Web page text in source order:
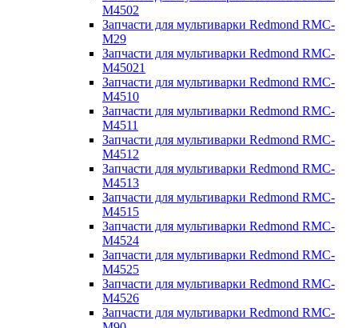
M4502
Запчасти для мультиварки Redmond RMC-
M29
Запчасти для мультиварки Redmond RMC-
M45021
Запчасти для мультиварки Redmond RMC-
M4510
Запчасти для мультиварки Redmond RMC-
M4511
Запчасти для мультиварки Redmond RMC-
M4512
Запчасти для мультиварки Redmond RMC-
M4513
Запчасти для мультиварки Redmond RMC-
M4515
Запчасти для мультиварки Redmond RMC-
M4524
Запчасти для мультиварки Redmond RMC-
M4525
Запчасти для мультиварки Redmond RMC-
M4526
Запчасти для мультиварки Redmond RMC-